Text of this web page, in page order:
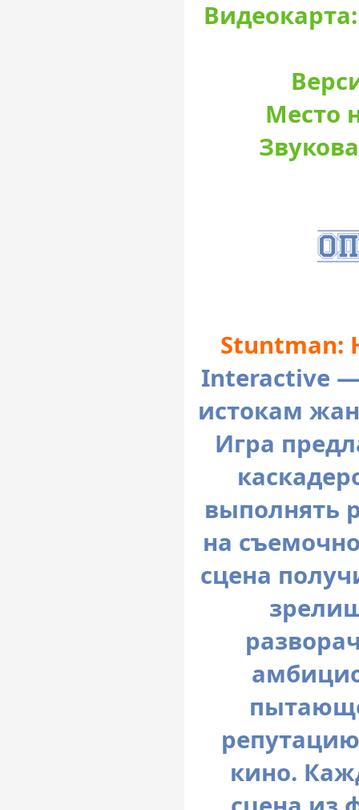
Видеокарта:
Место
Stuntman:
Interactive
истокам
Игра
выполнять
на
сцена
кино.